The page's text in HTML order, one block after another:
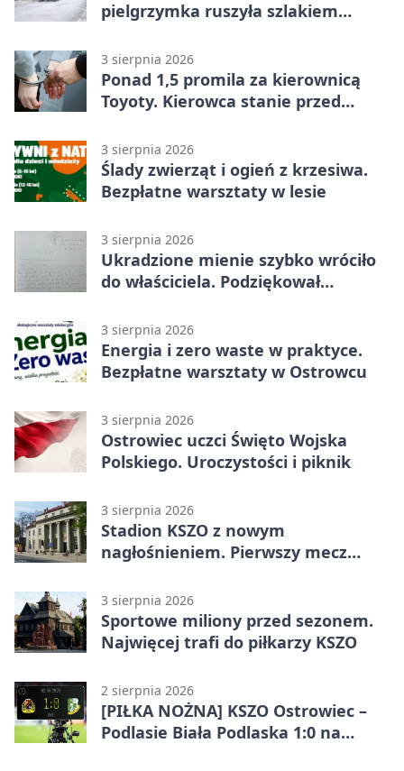
pielgrzymka ruszyła szlakiem
3 sierpnia 2026
Ponad 1,5 promila za kierownicą
Toyoty. Kierowca stanie przed
3 sierpnia 2026
Ślady zwierząt i ogień z krzesiwa.
Bezpłatne warsztaty w lesie
3 sierpnia 2026
Ukradzione mienie szybko wróciło
do właściciela. Podziękował
3 sierpnia 2026
Energia i zero waste w praktyce.
Bezpłatne warsztaty w Ostrowcu
3 sierpnia 2026
Ostrowiec uczci Święto Wojska
Polskiego. Uroczystości i piknik
3 sierpnia 2026
Stadion KSZO z nowym
nagłośnieniem. Pierwszy mecz
3 sierpnia 2026
Sportowe miliony przed sezonem.
Najwięcej trafi do piłkarzy KSZO
2 sierpnia 2026
[PIŁKA NOŻNA] KSZO Ostrowiec –
Podlasie Biała Podlaska 1:0 na